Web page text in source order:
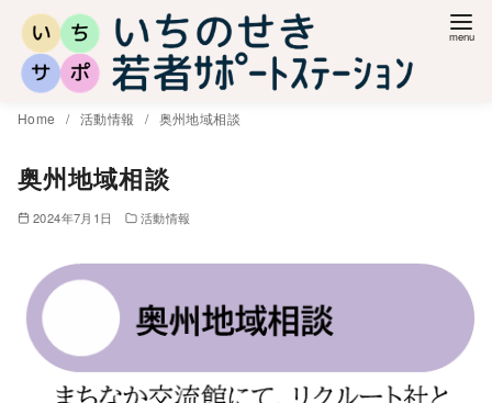
Home 活動情報 奥州地域相談
奥州地域相談
2024年7月1日 活動情報